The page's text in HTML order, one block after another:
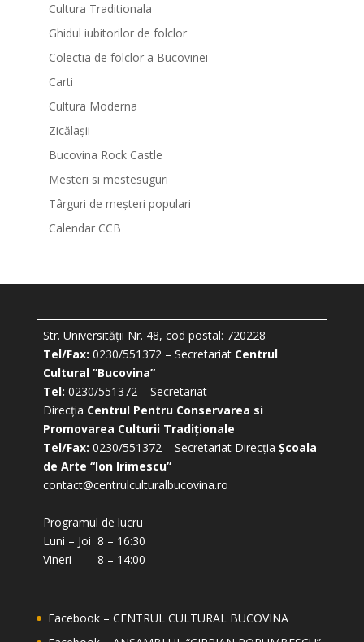
Cultura Traditionala
Ghidul iubitorilor de folclor
Colectia de folclor a Bucovinei
Carti
Cultura Moderna
Zicălașii
Bucovina Rock Castle
Mesteri si mestesuguri
Târguri de meșteri populari
Calendar CCB
Str. Universității Nr. 48, cod postal: 720228
Tel/Fax: 0230/551372 – Secretariat Centrul
Cultural ”Bucovina”
Tel: 0230/551372 – Secretariat
Direcția Centrul Pentru Conservarea si
Promovarea Culturii Tradiționale
Tel/Fax: 0230/551372 – Secretariat Direcția Școala
de Arte “Ion Irimescu”
contact@centrulculturalbucovina.ro
Programul de lucru
Luni – Joi 8 – 16:30
Vineri 8 – 14:00
Facebook – CENTRUL CULTURAL BUCOVINA